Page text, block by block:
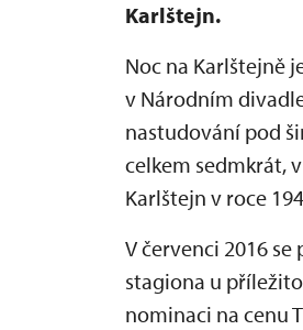
Karlštejn.
Noc na Karlštejně
v Národním
nastudování pod
celkem sedmkrát,
Karlštejn v roce
V červenci 2016
stagiona u
nominaci na cenu